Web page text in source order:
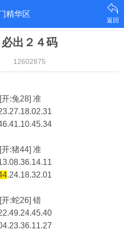
精华区
返回
出２４码
12602875
:兔28] 准
:猪44] 准
.24.18.32.01
:蛇26] 错